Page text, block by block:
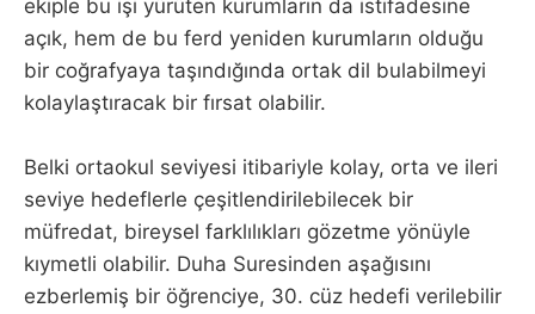
ekiple bu işi yürüten kurumların da istifadesine
açık, hem de bu ferd yeniden kurumların olduğu
bir coğrafyaya taşındığında ortak dil bulabilmeyi
kolaylaştıracak bir fırsat olabilir.
Belki ortaokul seviyesi itibariyle kolay, orta ve ileri
seviye hedeflerle çeşitlendirilebilecek bir
müfredat, bireysel farklılıkları gözetme yönüyle
kıymetli olabilir. Duha Suresinden aşağısını
ezberlemiş bir öğrenciye, 30. cüz hedefi verilebilir